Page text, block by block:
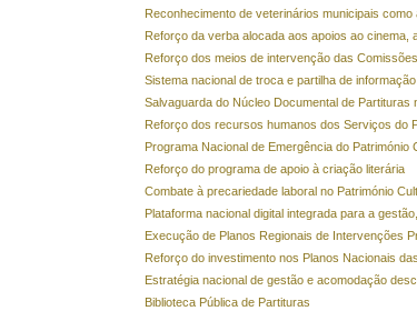
Reconhecimento de veterinários municipais
Reforço da verba alocada aos apoios ao cinema,
Reforço dos meios de intervenção das
Sistema nacional de troca e partilha de
Salvaguarda do Núcleo Documental de Partituras
Reforço dos recursos humanos dos Serviços do
Programa Nacional de Emergência do Património
Reforço do programa de apoio à criação literária
Combate à precariedade laboral no Património
Plataforma nacional digital integrada para a
Execução de Planos Regionais de Intervenções
Reforço do investimento nos Planos Nacionais
Estratégia nacional de gestão e acomodação
Biblioteca Pública de Partituras